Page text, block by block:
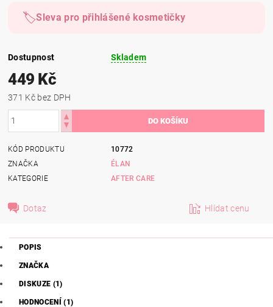
🏷️Sleva pro přihlášené kosmetičky
Dostupnost Skladem
449 Kč
371 Kč bez DPH
KÓD PRODUKTU
10772
ZNAČKA
ÉLAN
KATEGORIE
AFTER CARE
Dotaz Hlídat cenu
POPIS
ZNAČKA
DISKUZE (1)
HODNOCENÍ (1)